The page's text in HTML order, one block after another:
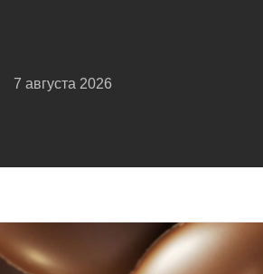
7 августа 2026